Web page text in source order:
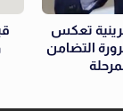
تعكس
التضامن